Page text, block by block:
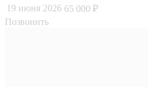
19 июня 2026 65 000 ₽
Позвонить